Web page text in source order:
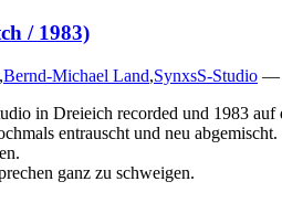
/ 1983)
,Bernd-Michael Land,SynxsS-Studio —
in Dreieich recorded und 1983
entrauscht und neu abgemischt.
ganz zu schweigen.